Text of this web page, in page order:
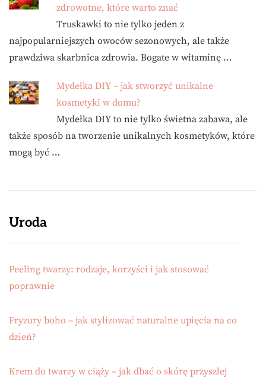
zdrowotne, które warto znać
Truskawki to nie tylko jeden z
najpopularniejszych owoców sezonowych, ale także
prawdziwa skarbnica zdrowia. Bogate w witaminę …
Mydełka DIY – jak stworzyć unikalne
kosmetyki w domu?
Mydełka DIY to nie tylko świetna zabawa, ale
także sposób na tworzenie unikalnych kosmetyków, które
mogą być …
Uroda
Peeling twarzy: rodzaje, korzyści i jak stosować
poprawnie
Fryzury boho – jak stylizować naturalne upięcia na co
dzień?
Krem do twarzy w ciąży – jak dbać o skórę przyszłej